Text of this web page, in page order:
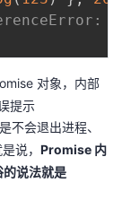
x
对象，内部
提示
不会退出进程、
说， Promise 内
说法就是